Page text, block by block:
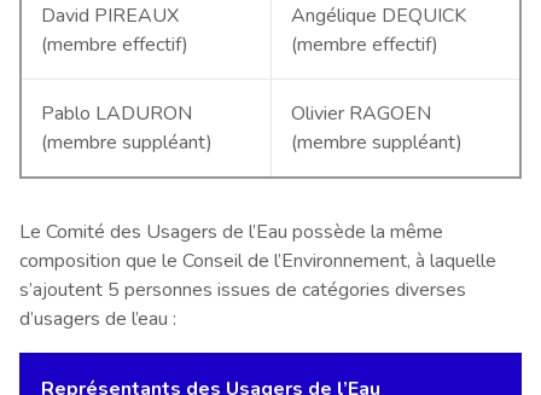
David PIREAUX
(membre effectif)
Angélique DEQUICK
(membre effectif)
Pablo LADURON
(membre suppléant)
Olivier RAGOEN
(membre suppléant)
Le Comité des Usagers de l’Eau possède la même
composition que le Conseil de l’Environnement, à laquelle
s’ajoutent 5 personnes issues de catégories diverses
d’usagers de l’eau :
Représentants des Usagers de l’Eau